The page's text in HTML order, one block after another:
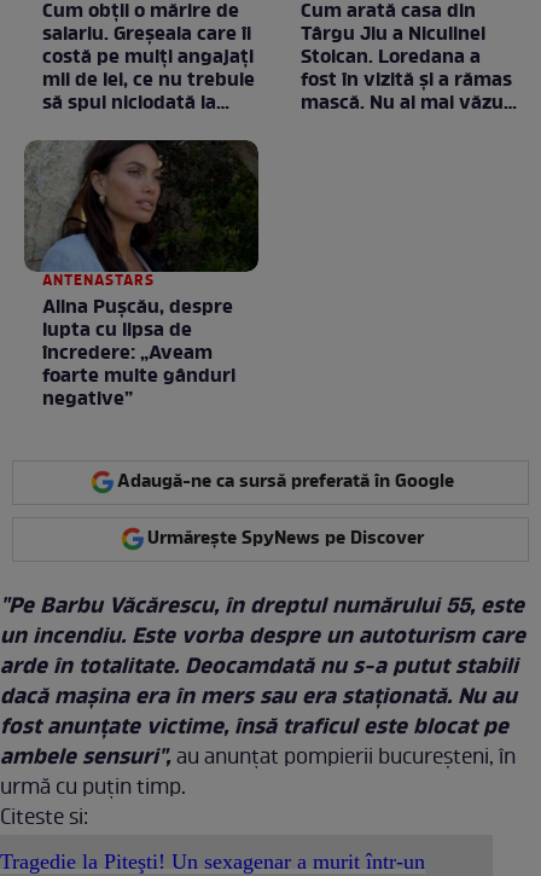
Cum obții o mărire de
salariu. Greșeala care îi
costă pe mulți angajați
mii de lei, ce nu trebuie
să spui niciodată la
Cum arată casa din
Târgu Jiu a Niculinei
Stoican. Loredana a
fost în vizită și a rămas
mască. Nu ai mai văzut
ANTENASTARS
Alina Pușcău, despre
lupta cu lipsa de
încredere: „Aveam
foarte multe gânduri
negative”
Adaugă-ne ca sursă preferată în Google
Urmărește SpyNews pe Discover
"Pe Barbu Văcărescu, în dreptul numărului 55, este
un incendiu. Este vorba despre un autoturism care
arde în totalitate. Deocamdată nu s-a putut stabili
dacă maşina era în mers sau era staţionată. Nu au
fost anunţate victime, însă traficul este blocat pe
ambele sensuri",au anunţat pompierii bucureşteni, în
urmă cu puţin timp.
Citeste si:
Tragedie la Piteşti! Un sexagenar a murit într-un